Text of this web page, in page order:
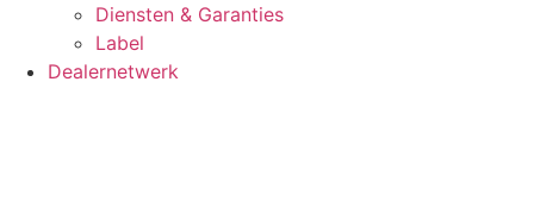
Diensten & Garanties
Label
Dealernetwerk